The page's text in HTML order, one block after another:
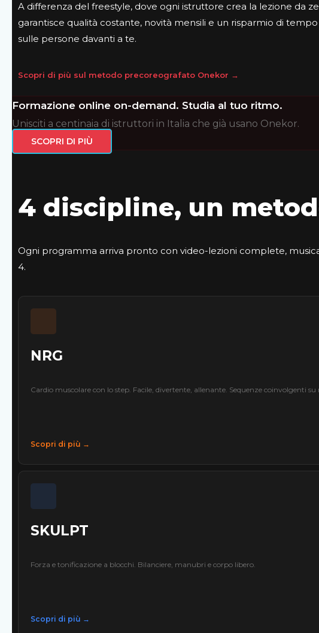
A differenza del freestyle, dove ogni istruttore crea la lezione da
garantisce qualità costante, novità mensili e un risparmio di
sulle persone davanti a te.
Scopri di più sul metodo precoreografato Onekor →
Formazione online on-demand. Studia al tuo ritmo.
Unisciti a centinaia di istruttori in Italia che già usano Onekor.
SCOPRI DI PIÙ
4 discipline, un
Ogni programma arriva pronto con video-lezioni complete,
4.
NRG
Cardio muscolare con lo step. Facile, divertente, allenante. Sequenze coinvolgenti
Scopri di più →
SKULPT
Forza e tonificazione a blocchi. Bilanciere, manubri e corpo libero.
Scopri di più →